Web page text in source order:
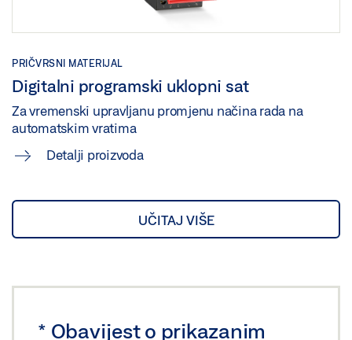
PRIČVRSNI MATERIJAL
Digitalni programski uklopni sat
Za vremenski upravljanu promjenu načina rada na
automatskim vratima
Detalji proizvoda
UČITAJ VIŠE
* Obavijest o prikazanim